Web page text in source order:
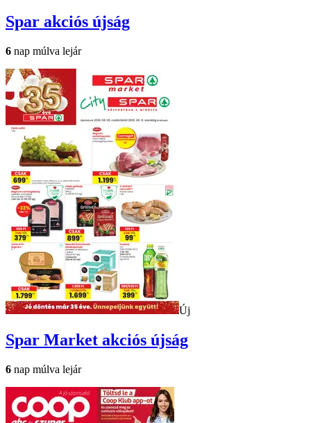
Spar akciós újság
6 nap múlva lejár
Új
Spar Market akciós újság
6 nap múlva lejár